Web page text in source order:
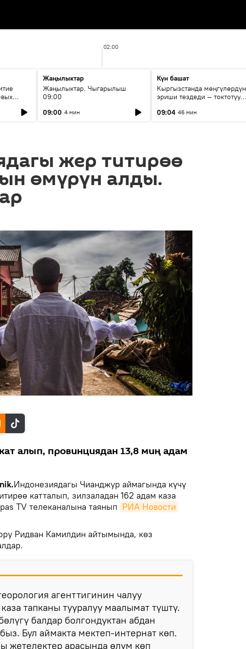
02:00
Жаңылыктар
Жаңылыктар. Чыгарылыш
09:00
09:00 4 мин
Күн башат
Кыргызстанда мөңгүлөрдүн
эриши тездеди — токтотуу
09:04 46 мин
жер титирөө
өмүрүн алды.
алып, провинциядан 13,8 миң адам
Индонезиядагы Чианджур аймагында күчү
катталып, зилзаладан 162 адам каза
TV телеканалына таянып РИА Новости
Ридван Камилдин айтымында, көз
агенттигинин чалуу
тапканы тууралуу маалымат түштү.
балдар болгондуктан абдан
Бул аймакта мектеп-интернат көп.
жетелектер арасында өлүм көп